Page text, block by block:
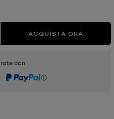
ACQUISTA ORA
con
PayPal